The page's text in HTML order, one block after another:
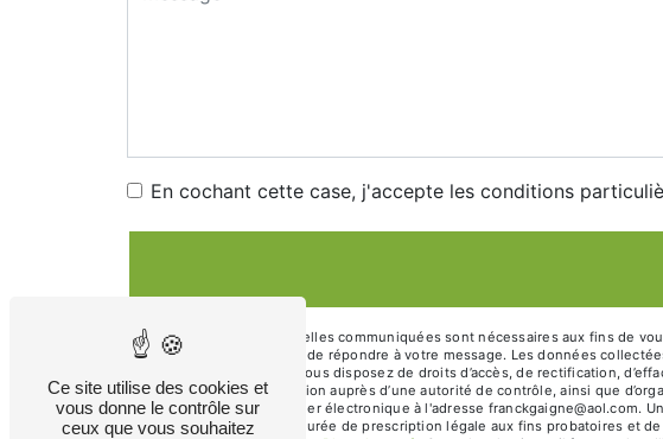
En cochant cette case, j'accepte les conditions
** Les données personnelles communiquées sont nécessaires aux fins de
traitants dans le seul but de répondre à votre message. Les données
franckgaigne@aol.com. Vous disposez de droits d’accès, de rectification,
d’introduire une réclamation auprès d’une autorité de contrôle, ainsi que
21220 URCY ou par courrier électronique à l'adresse
contact puis pendant la durée de prescription légale aux fins probatoires et
Ce site utilise des cookies et
vous donne le contrôle sur
ceux que vous souhaitez